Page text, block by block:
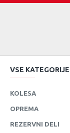
VSE KATEGORIJE
KOLESA
OPREMA
REZERVNI DELI